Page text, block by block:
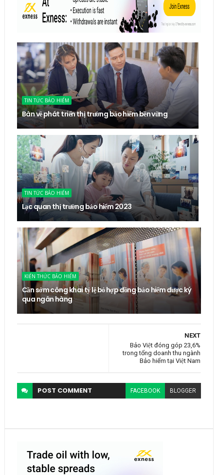
TIN TỨC BẢO HIỂM
Bàn về phát triển thị trường bảo hiểm bền vững
TIN TỨC BẢO HIỂM
Lạc quan thị trường bảo hiểm 2023
KIẾN THỨC BẢO HIỂM
Cần sớm công khai tỷ lệ bỏ hợp đồng bảo hiểm được ký
qua ngân hàng
NEXT
Bảo Việt đóng góp 23,6%
trong tổng doanh thu ngành
Bảo hiểm tại Việt Nam
POST COMMENT FACEBOOK BLOGGER